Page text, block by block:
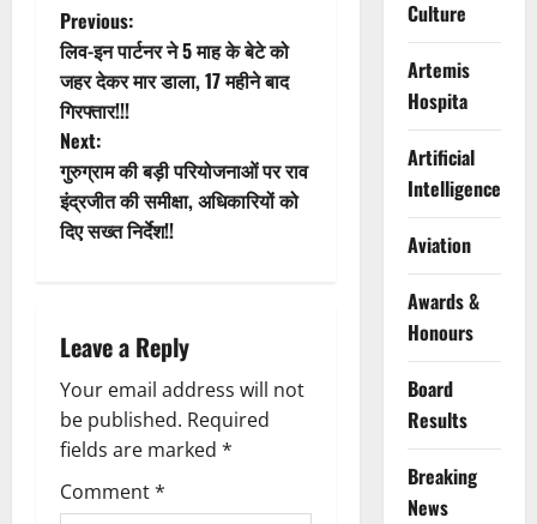
P
o
s
t
n
v
i
g
a
Previous:
लिव-इन पार्टनर ने 5 माह के बेटे को
जहर देकर मार डाला, 17 महीने बाद
गिरफ्तार!!!
Next:
गुरुग्राम की बड़ी परियोजनाओं पर राव
इंद्रजीत की समीक्षा, अधिकारियों को
दिए सख्त निर्देश!!
Leave a Reply
Your email address will not
be published. Required
fields are marked *
Comment*
Culture
Artemis
Hospita
Artificial
Intelligence
Aviation
Awards &
Honours
Board
Results
Breaking
News